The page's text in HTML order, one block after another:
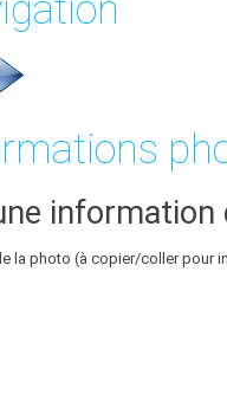
information
la photo (à copier/coller pour